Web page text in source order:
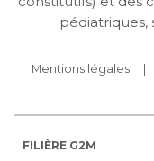
pédiatriques,
Mentions légales
FILIÈRE G2M